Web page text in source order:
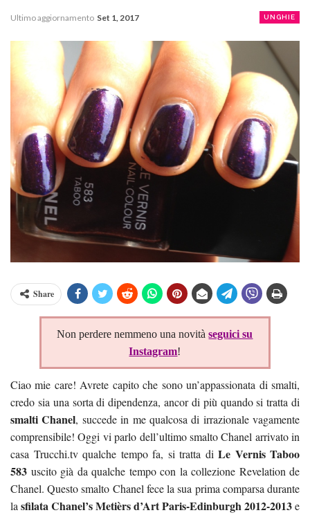
UNGHIE
Ultimo aggiornamento Set 1, 2017
Share
Non perdere nemmeno una novitàseguici su
Instagram!
Ciao mie care! Avrete capito che sono un’appassionata di smalti,
credo sia una sorta di dipendenza, ancor di più quando si tratta di
smalti Chanel, succede in me qualcosa di irrazionale vagamente
comprensibile! Oggi vi parlo dell’ultimo smalto Chanel arrivato in
casa Trucchi.tv qualche tempo fa, si tratta di Le Vernis Taboo
583 uscito già da qualche tempo con la collezione Revelation de
Chanel. Questo smalto Chanel fece la sua prima comparsa durante
la sfilata Chanel’s Metièrs d’Art Paris-Edinburgh 2012-2013e